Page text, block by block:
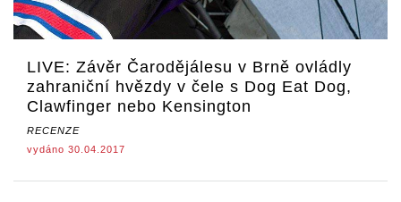
LIVE: Závěr Čarodějálesu v Brně ovládly
zahraniční hvězdy v čele s Dog Eat Dog,
Clawfinger nebo Kensington
RECENZE
vydáno 30.04.2017